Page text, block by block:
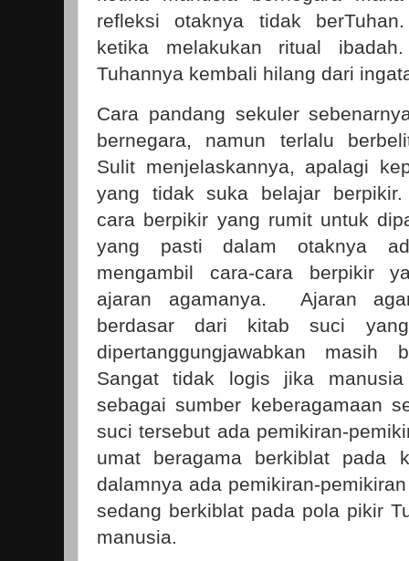
refleksi otaknya tidak
ketika melakukan ritual
Tuhannya kembali hilang dari
Cara pandang sekuler
bernegara, namun terlalu
Sulit menjelaskannya, apalagi
yang tidak suka belajar berpikir.
cara berpikir yang rumit untuk
yang pasti dalam otaknya
mengambil cara-cara berpikir
ajaran agamanya.
Ajaran
berdasar dari kitab suci
dipertanggungjawabkan masih
Sangat tidak logis jika
sebagai sumber keberagamaan
suci tersebut ada pemikiran-
umat beragama berkiblat pada
dalamnya ada pemikiran-
sedang berkiblat pada pola pikir
manusia.